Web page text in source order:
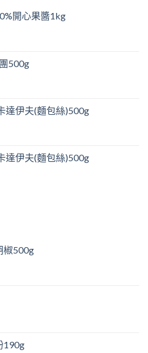
開心果醬1kg
500g
達伊夫(麵包絲)500g
達伊夫(麵包絲)500g
椒500g
190g